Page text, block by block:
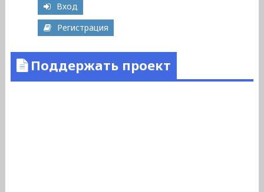
Вход
Регистрация
Поддержать проект